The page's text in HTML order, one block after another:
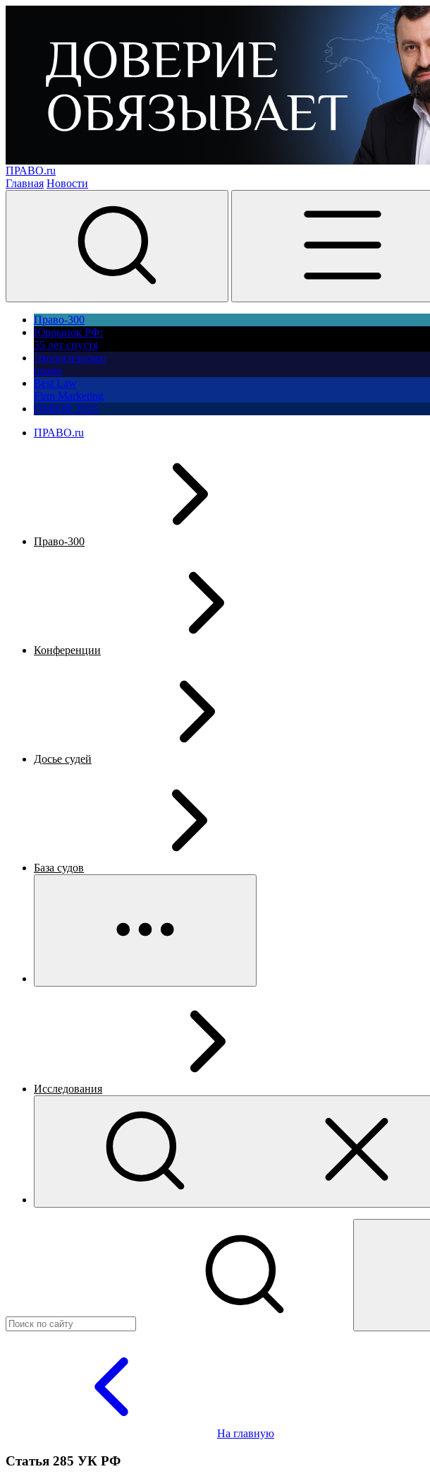
ПРАВО.ru
Главная Новости
Право-300
Юррынок РФ:
35 лет спустя
Экологическое
право
Best Law
Firm Marketing
ПМЮФ 2026
ПРАВО.ru
Право-300
Конференции
Досье судей
База судов
Исследования
На главную
Статья 285 УК РФ